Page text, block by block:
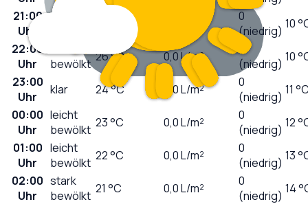
21:00
Uhr
0
(niedrig) 10
22:00
Uhr
bewölkt 26°C 0,0L/m²
(niedrig) 10
23:00
Uhr
klar 24°C 0,0L/m²
0
(niedrig) 11
00:00
Uhr
leicht
bewölkt 23°C 0,0L/m²
0
(niedrig) 12
01:00
Uhr
leicht
bewölkt 22°C 0,0L/m²
0
(niedrig) 13
02:00
Uhr
stark
bewölkt 21 °C 0,0L/m²
0
(niedrig) 14